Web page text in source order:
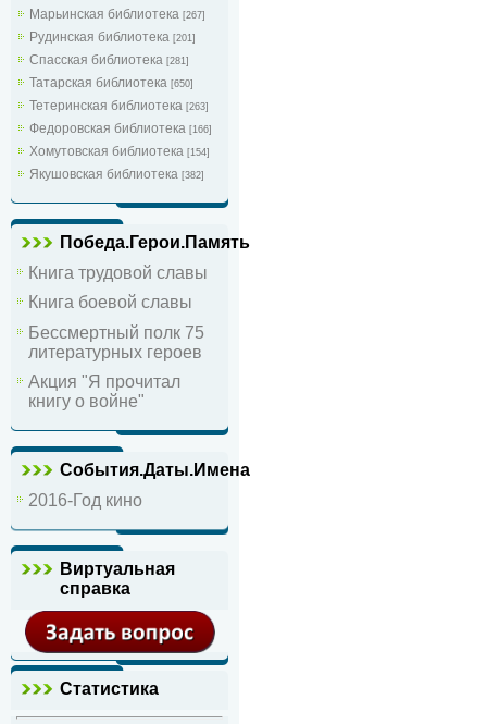
Марьинская библиотека [267]
Рудинская библиотека [201]
Спасская библиотека [281]
Татарская библиотека [650]
Тетеринская библиотека [263]
Федоровская библиотека [166]
Хомутовская библиотека [154]
Якушовская библиотека [382]
Победа.Герои.Память
Книга трудовой славы
Книга боевой славы
Бессмертный полк 75
литературных героев
Акция "Я прочитал
книгу о войне"
События.Даты.Имена
2016-Год кино
Виртуальная
справка
Статистика